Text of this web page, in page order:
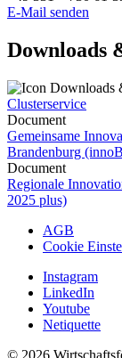
E-Mail senden
Downloads
Clusterservice
Document
Gemeinsame
Brandenburg
Document
Regionale
2025 plus)
AGB
Cookie
Instagram
LinkedIn
Youtube
Netiquette